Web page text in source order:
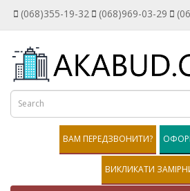
(068)355-19-32 (068)969-03-29
ВАМ ПЕРЕДЗВОНИТИ?
ВИКЛИКАТИ